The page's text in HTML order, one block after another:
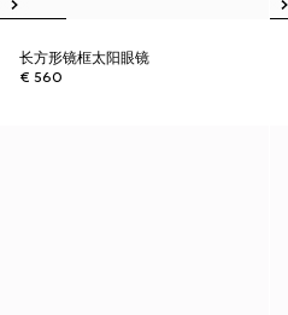
长方形镜框太阳眼镜
€ 560